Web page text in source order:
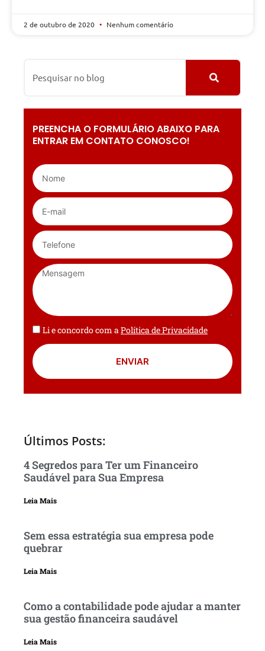
2 de outubro de 2020 Nenhum comentário
PREENCHA O FORMULÁRIO ABAIXO PARA
ENTRAR EM CONTATO CONOSCO!
Li e concordo com a Política de Privacidade
ENVIAR
Últimos Posts:
4 Segredos para Ter um Financeiro
Saudável para Sua Empresa
Leia Mais
Sem essa estratégia sua empresa pode
quebrar
Leia Mais
Como a contabilidade pode ajudar a manter
sua gestão financeira saudável
Leia Mais